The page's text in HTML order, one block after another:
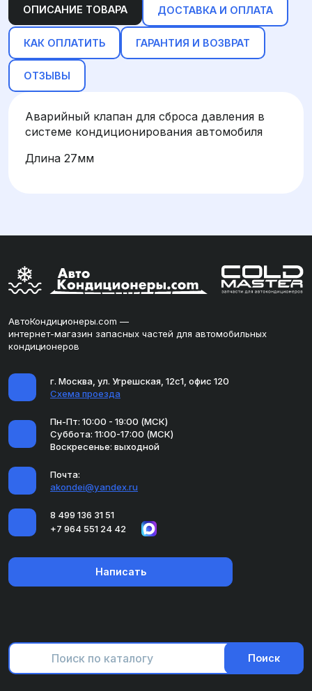
ОПИСАНИЕ ТОВАРА ДОСТАВКА И ОПЛАТА
КАК ОПЛАТИТЬ ГАРАНТИЯ И ВОЗВРАТ
ОТЗЫВЫ
Аварийный клапан для сброса давления в
системе кондиционирования автомобиля
Длина 27мм
АвтоКондиционеры.com —
интернет-магазин запасных частей для автомобильных
кондиционеров
г. Москва, ул. Угрешская, 12с1, офис 120
Схема проезда
Пн-Пт: 10:00 - 19:00 (МСК)
Суббота: 11:00-17:00 (МСК)
Воскресенье: выходной
Почта:
akondei@yandex.ru
8 499 136 31 51
+7 964 551 24 42
Написать
Поиск